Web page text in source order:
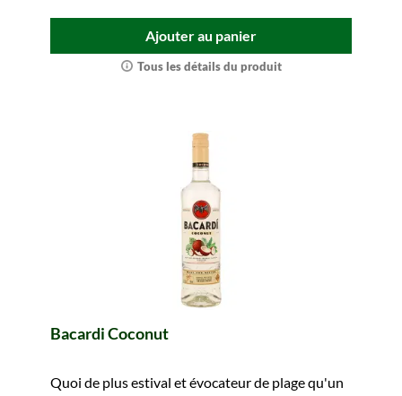
Ajouter au panier
Tous les détails du produit
Bacardi Coconut
Quoi de plus estival et évocateur de plage qu'un